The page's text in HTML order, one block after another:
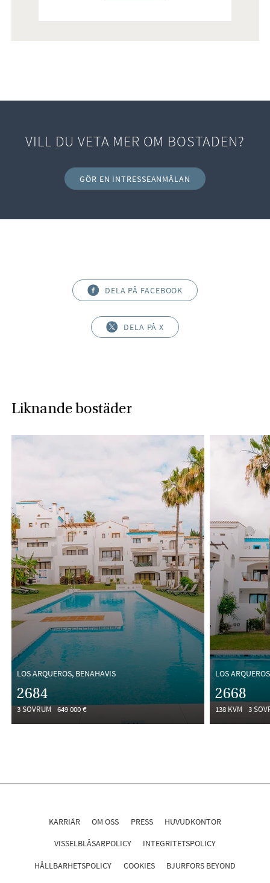
VILL DU VETA MER OM BOSTADEN?
GÖR EN INTRESSEANMÄLAN
DELA PÅ FACEBOOK
DELA PÅ X
Liknande bostäder
LOS ARQUEROS, BENAHAVIS
2684
3 SOVRUM 649 000 €
LOS
2668
138 KVM 3
KARRIÄR OM OSS PRESS HUVUDKONTOR
VISSELBLÅSARPOLICY INTEGRITETSPOLICY
HÅLLBARHETSPOLICY COOKIES BJURFORS BEYOND